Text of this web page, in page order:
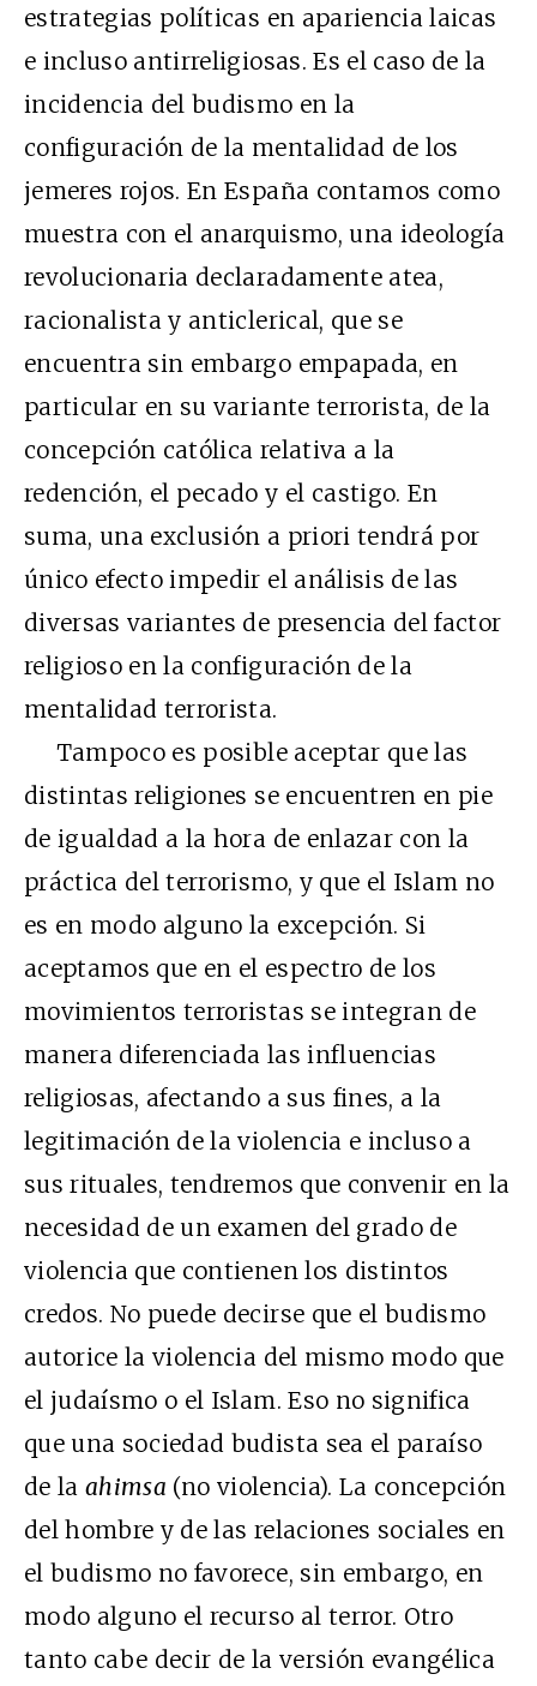
estrategias políticas en apariencia laicas
e incluso antirreligiosas. Es el caso de la
incidencia del budismo en la
configuración de la mentalidad de los
jemeres rojos. En España contamos como
muestra con el anarquismo, una ideología
revolucionaria declaradamente atea,
racionalista y anticlerical, que se
encuentra sin embargo empapada, en
particular en su variante terrorista, de la
concepción católica relativa a la
redención, el pecado y el castigo. En
suma, una exclusión a priori tendrá por
único efecto impedir el análisis de las
diversas variantes de presencia del factor
religioso en la configuración de la
mentalidad terrorista.
Tampoco es posible aceptar que las
distintas religiones se encuentren en pie
de igualdad a la hora de enlazar con la
práctica del terrorismo, y que el Islam no
es en modo alguno la excepción. Si
aceptamos que en el espectro de los
movimientos terroristas se integran de
manera diferenciada las influencias
religiosas, afectando a sus fines, a la
legitimación de la violencia e incluso a
sus rituales, tendremos que convenir en la
necesidad de un examen del grado de
violencia que contienen los distintos
credos. No puede decirse que el budismo
autorice la violencia del mismo modo que
el judaísmo o el Islam. Eso no significa
que una sociedad budista sea el paraíso
de laahimsa (no violencia). La concepción
del hombre y de las relaciones sociales en
el budismo no favorece, sin embargo, en
modo alguno el recurso al terror. Otro
tanto cabe decir de la versión evangélica